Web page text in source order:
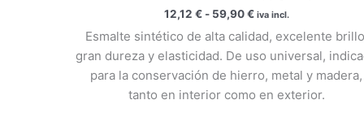
12,12 € - 59,90€ iva incl.
Esmalte sintético de alta calidad, excelente
gran dureza y elasticidad. De uso universal,
para la conservación de hierro, metal y madera,
tanto en interior como en exterior.